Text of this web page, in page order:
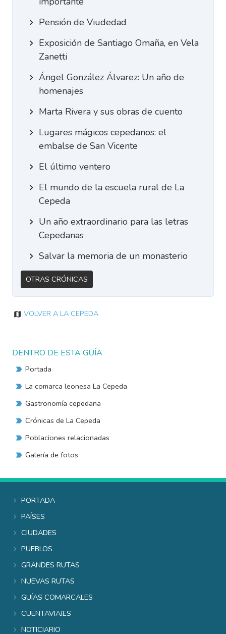
Pensión de Viudedad
Exposición de Santiago Omaña, en Vela
Zanetti
Ángel González Álvarez: Un año de
homenajes
Marta Rivera y sus obras de cuento
Lugares mágicos cepedanos: el
embalse de San Vicente
El último ventero
El mundo de la escuela rural de La
Cepeda
Un año extraordinario para las letras
Cepedanas
Salvar la memoria de un monasterio
Otras Crónicas
Volver a La Cepeda
DENTRO DE ESTA GUÍA
Portada
La comarca leonesa La Cepeda
Gastronomía cepedana
Crónicas de La Cepeda
Poblaciones relacionadas
Galería de fotos
Portada
Países
Ciudades
Pueblos
Grandes rutas
Nuevas rutas
Guías comarcales
Cuentaviajes
Noticiario